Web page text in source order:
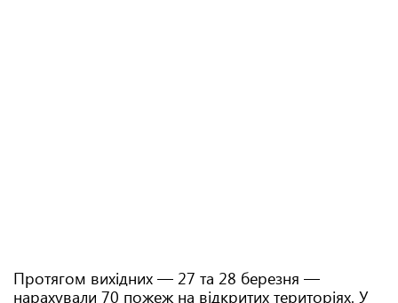
Протягом вихідних — 27 та 28 березня —
нарахували 70 пожеж на відкритих територіях. У